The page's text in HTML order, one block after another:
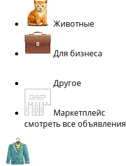
Животные
Для бизнеса
Другое
Маркетплейс
смотреть все объявления